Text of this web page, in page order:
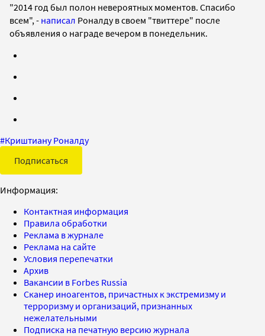
"2014 год был полон невероятных моментов. Спасибо
всем", - написал Роналду в своем "твиттере" после
объявления о награде вечером в понедельник.
#Криштиану Роналду
Подписаться
Информация:
Контактная информация
Правила обработки
Реклама в журнале
Реклама на сайте
Условия перепечатки
Архив
Вакансии в Forbes Russia
Сканер иноагентов, причастных к экстремизму и
терроризму и организаций, признанных
нежелательными
Подписка на печатную версию журнала